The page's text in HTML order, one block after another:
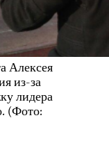
Алексея
из-за
лидера
(Фото: